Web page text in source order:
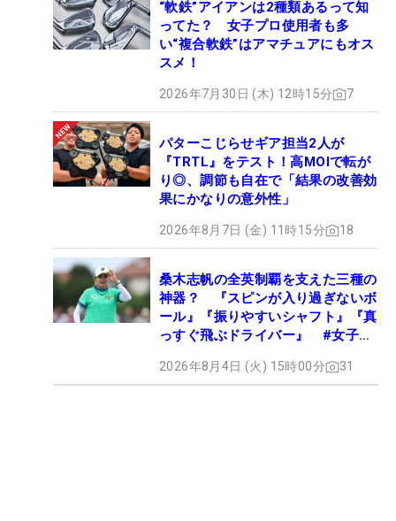
“軟鉄”アイアンは2種類あるって知
ってた？ 女子プロ使用者も多
い“複合軟鉄”はアマチュアにもオス
スメ！
2026年7月30日 (木) 12時15分 7
パターこじらせギア担当2人が
『TRTL』をテスト！高MOIで転が
り◎、調節も自在で「結果の改善効
果にかなりの意外性」
2026年8月7日 (金) 11時15分 18
桑木志帆の全英制覇を支えた三種の
神器？ 『スピンが入り過ぎないボ
ール』『振りやすいシャフト』『真
っすぐ飛ぶドライバー』 #女子プ
2026年8月4日 (火) 15時00分 31